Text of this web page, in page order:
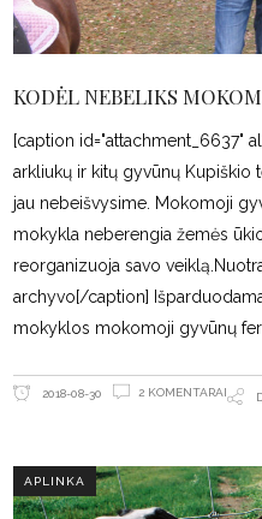
KODĖL NEBELIKS
[caption id="attachment_6637"
arkliukų ir kitų gyvūnų
jau nebeišvysime. Mokomoji
mokykla neberengia žemės
reorganizuoja savo
archyvo[/caption]
mokyklos mokomoji gyvūnų
2018-08-30 2 KOMENTARAI
APLINKA